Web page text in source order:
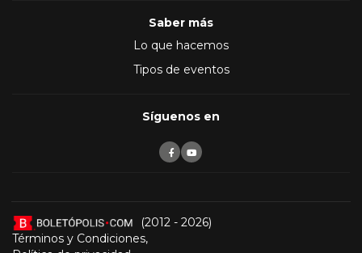
Saber más
Lo que hacemos
Tipos de eventos
Síguenos en
(2012 - 2026)
Términos y Condiciones,